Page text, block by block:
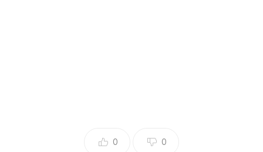
0 0